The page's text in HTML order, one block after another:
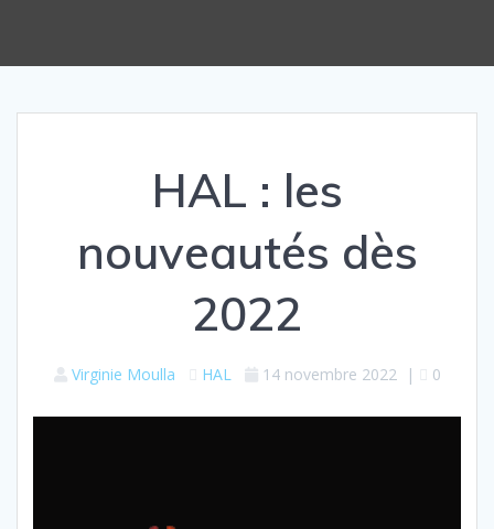
HAL : les
nouveautés dès
2022
Virginie Moulla HAL 14 novembre 2022| 0